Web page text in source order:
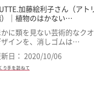
加藤絵利子さん（アト
）｜植物のはかない…
かに類を見ない芸術的なク
ザインを、消しゴムは…
新日： 2020/10/06
り手を訪ねて